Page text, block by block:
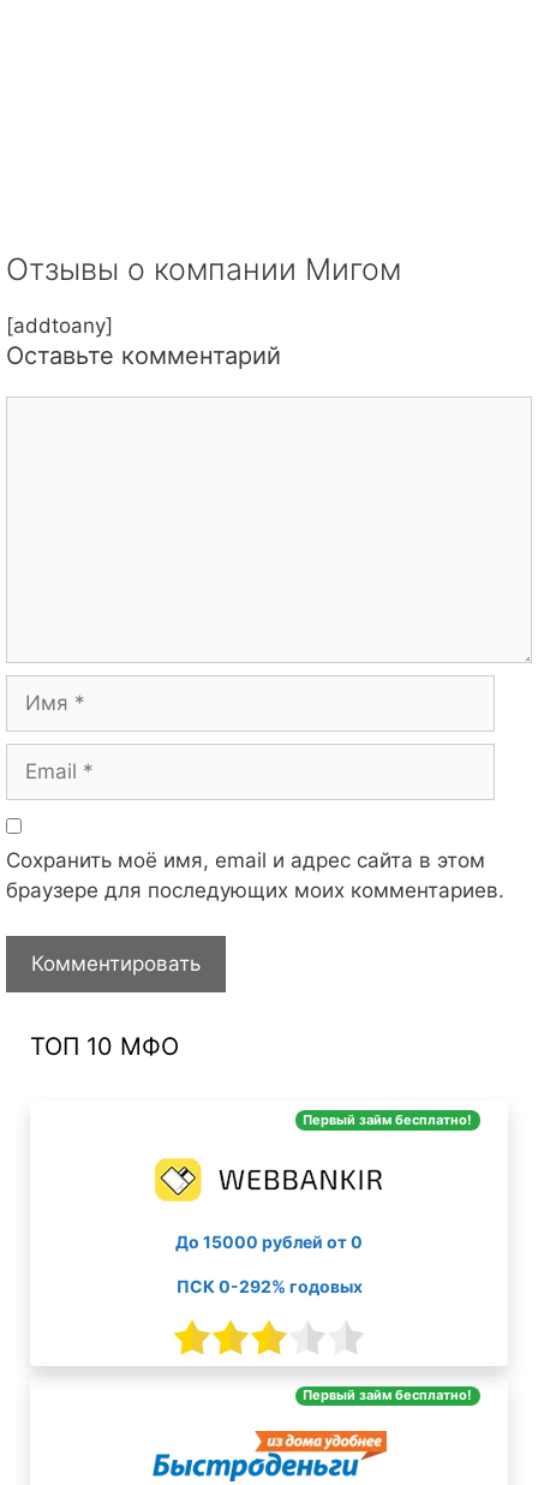
Отзывы о компании Мигом
[addtoany]
Оставьте комментарий
Сохранить моё имя, email и адрес сайта в этом
браузере для последующих моих комментариев.
ТОП 10 МФО
Первый займ бесплатно!
До 15000 рублей от 0
ПСК 0-292% годовых
Первый займ бесплатно!